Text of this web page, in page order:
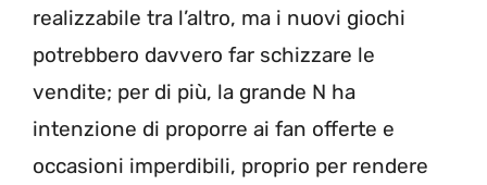
realizzabile tra l’altro, ma i nuovi giochi
potrebbero davvero far schizzare le
vendite; per di più, la grande N ha
intenzione di proporre ai fan offerte e
occasioni imperdibili, proprio per rendere